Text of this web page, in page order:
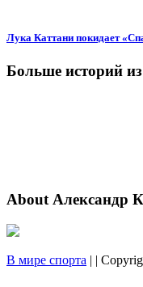
Лука Каттани покидает
Больше историй
About Александр
В мире спорта | |